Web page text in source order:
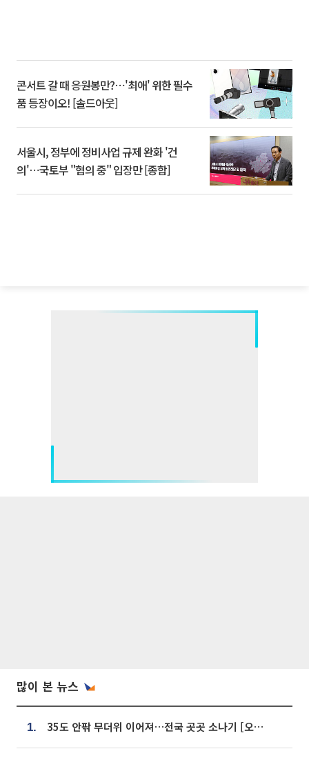
콘서트 갈 때 응원봉만?⋯'최애' 위한 필수
품 등장이오! [솔드아웃]
서울시, 정부에 정비사업 규제 완화 '건
의'⋯국토부 "협의 중" 입장만 [종합]
많이 본 뉴스
1. 35도 안팎 무더위 이어져…전국 곳곳 소나기 [오늘 날씨]